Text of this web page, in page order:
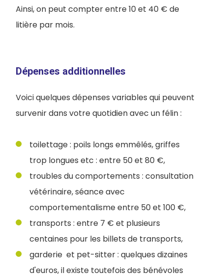
Ainsi, on peut compter entre 10 et 40 € de
litière par mois.
Dépenses additionnelles
Voici quelques dépenses variables qui peuvent
survenir dans votre quotidien avec un félin :
toilettage : poils longs emmêlés, griffes
trop longues etc : entre 50 et 80 €,
troubles du comportements : consultation
vétérinaire, séance avec
comportementalisme entre 50 et 100 €,
transports : entre 7 € et plusieurs
centaines pour les billets de transports,
garderie et pet-sitter : quelques dizaines
d'euros, il existe toutefois des bénévoles